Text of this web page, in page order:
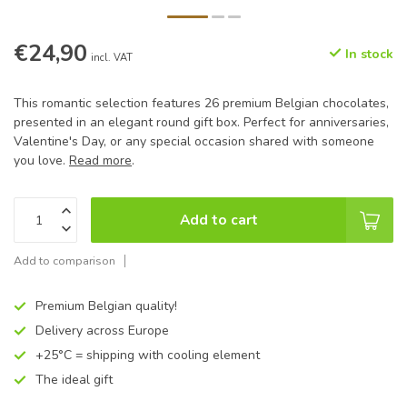
€24,90 incl. VAT In stock
This romantic selection features 26 premium Belgian chocolates,
presented in an elegant round gift box. Perfect for anniversaries,
Valentine's Day, or any special occasion shared with someone
you love. Read more.
Add to cart
Add to comparison
Premium Belgian quality!
Delivery across Europe
+25°C = shipping with cooling element
The ideal gift